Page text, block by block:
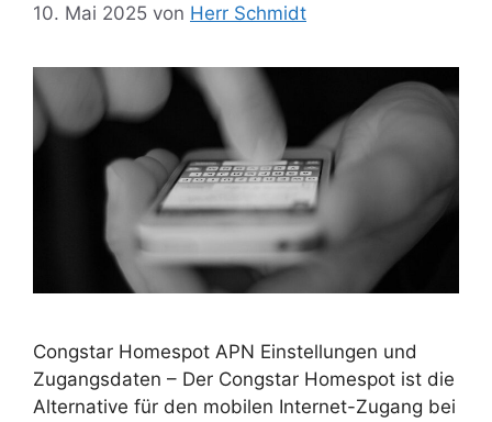
10. Mai 2025 von Herr Schmidt
Congstar Homespot APN Einstellungen und
Zugangsdaten – Der Congstar Homespot ist die
Alternative für den mobilen Internet-Zugang bei